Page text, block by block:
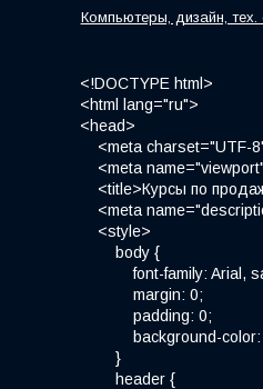
Компьютеры, дизайн,
<!DOCTYPE html>
<html lang="ru">
<head>
<meta charset="UTF-
<meta
<title>Курсы по
<meta
<style>
body {
font-family: Arial,
margin: 0;
padding: 0;
background-color:
}
header {